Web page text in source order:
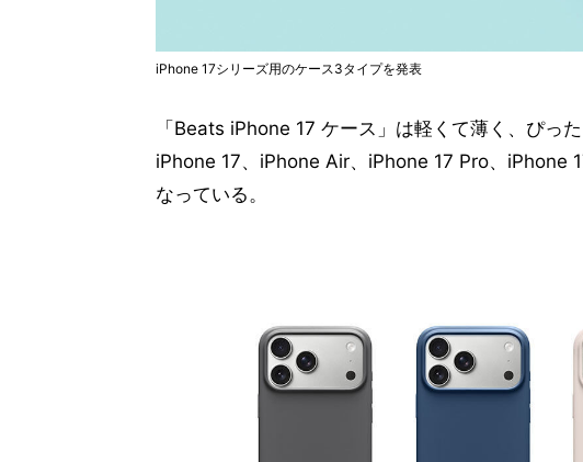
iPhone 17シリーズ用のケース3タイプを発表
「Beats iPhone 17 ケース」は軽くて薄く、ぴっ
iPhone 17、iPhone Air、iPhone 17 Pro、iPhone
なっている。